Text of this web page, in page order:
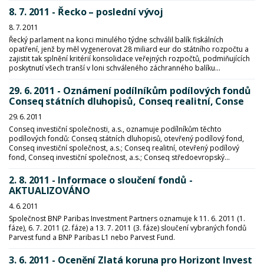
8. 7. 2011 - Řecko – poslední vývoj
8. 7. 2011
Řecký parlament na konci minulého týdne schválil balík fiskálních
opatření, jenž by měl vygenerovat 28 miliard eur do státního rozpočtu a
zajistit tak splnění kritérií konsolidace veřejných rozpočtů, podmiňujících
poskytnutí všech tranší v loni schváleného záchranného balíku...
29. 6. 2011 - Oznámení podílníkům podílových fondů
Conseq státních dluhopisů, Conseq realitní, Conse
29. 6. 2011
Conseq investiční společnosti, a.s., oznamuje podílníkům těchto
podílových fondů: Conseq státních dluhopisů, otevřený podílový fond,
Conseq investiční společnost, a.s.; Conseq realitní, otevřený podílový
fond, Conseq investiční společnost, a.s.; Conseq středoevropský...
2. 8. 2011 - Informace o sloučení fondů -
AKTUALIZOVÁNO
4. 6. 2011
Společnost BNP Paribas Investment Partners oznamuje k 11. 6. 2011 (1.
fáze), 6. 7. 2011 (2. fáze) a 13. 7. 2011 (3. fáze) sloučení vybraných fondů
Parvest fund a BNP Paribas L1 nebo Parvest Fund.
3. 6. 2011 - Ocenění Zlatá koruna pro Horizont Invest